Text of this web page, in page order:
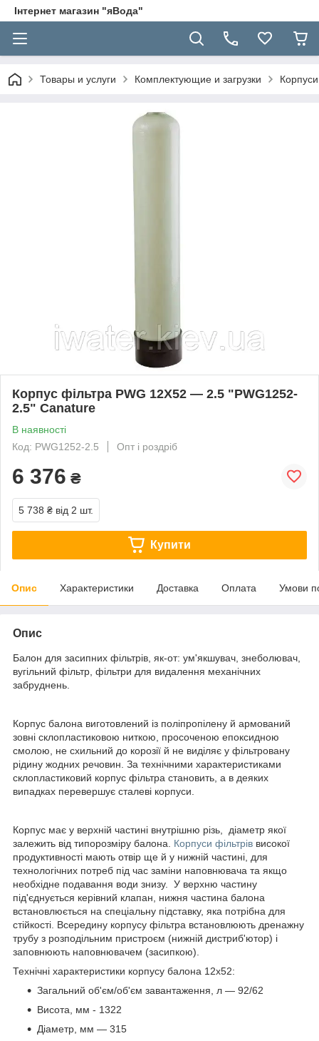
Інтернет магазин "яВода"
Товары и услуги Комплектующие и загрузки
Корпус фільтра PWG 12X52 — 2.5 "PWG1252-
2.5" Canature
В наявності
Код: PWG1252-2.5
Опт і роздріб
6 376 ₴
5 738 ₴ від 2 шт.
Купити
Опис Характеристики Доставка Оплата Умови
Опис
Балон для засипних фільтрів, як-от: ум'якшувач, знеболювач,
вугільний фільтр, фільтри для видалення механічних
забруднень.
Корпус балона виготовлений із поліпропілену й армований
зовні склопластиковою ниткою, просоченою епоксидною
смолою, не схильний до корозії й не виділяє у фільтровану
рідину жодних речовин. За технічними характеристиками
склопластиковий корпус фільтра становить, а в деяких
випадках перевершує сталеві корпуси.
Корпус має у верхній частині внутрішню різь, діаметр якої
залежить від типорозміру балона. Корпуси фільтрів високої
продуктивності мають отвір ще й у нижній частині, для
технологічних потреб під час заміни наповнювача та якщо
необхідне подавання води знизу. У верхню частину
під'єднується керівний клапан, нижня частина балона
встановлюється на спеціальну підставку, яка потрібна для
стійкості. Всередину корпусу фільтра встановлюють дренажну
трубу з розподільним пристроєм (нижній дистриб'ютор) і
заповнюють наповнювачем (засипкою).
Технічні характеристики корпусу балона 12x52:
Загальний об'єм/об'єм завантаження, л — 92/62
Висота, мм - 1322
Діаметр, мм — 315